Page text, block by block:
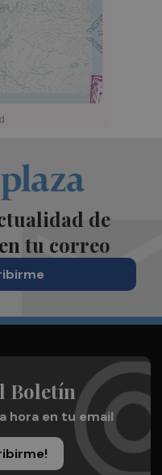
de
tu correo
Boletín
hora en tu email